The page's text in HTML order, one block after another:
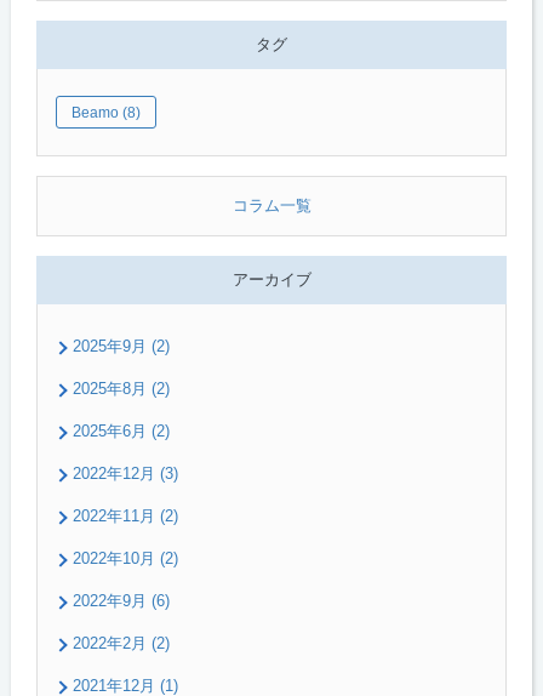
タグ
Beamo (8)
コラム一覧
アーカイブ
2025年9月 (2)
2025年8月 (2)
2025年6月 (2)
2022年12月 (3)
2022年11月 (2)
2022年10月 (2)
2022年9月 (6)
2022年2月 (2)
2021年12月 (1)